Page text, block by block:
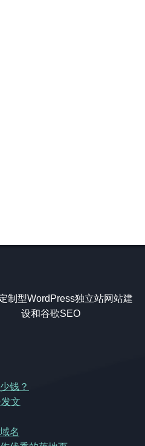
制型WordPress独立站网站建
设和谷歌SEO
钱？
文
名